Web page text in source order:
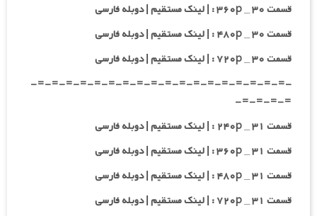
قسمت ۳۰ _ ۳۶۰p : | لینک مستقیم | دوبله فارسی
قسمت ۳۰ _ ۴۸۰p : | لینک مستقیم | دوبله فارسی
قسمت ۳۰ _ ۷۲۰p : | لینک مستقیم | دوبله فارسی
-=-=-=-=-=-=-=-=-=-=-=-=-=-=-=-=-=-=-
=-=-=-=-
قسمت ۳۱ _ ۲۴۰p : | لینک مستقیم | دوبله فارسی
قسمت ۳۱ _ ۳۶۰p : | لینک مستقیم | دوبله فارسی
قسمت ۳۱ _ ۴۸۰p : | لینک مستقیم | دوبله فارسی
قسمت ۳۱ _ ۷۲۰p : | لینک مستقیم | دوبله فارسی